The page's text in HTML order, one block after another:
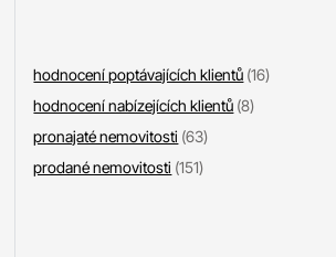
hodnocení poptávajících klientů (16)
hodnocení nabízejících klientů (8)
pronajaté nemovitosti (63)
prodané nemovitosti (151)